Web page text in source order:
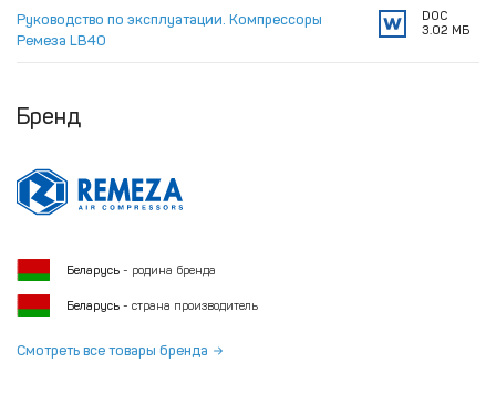
Руководство по эксплуатации. Компрессоры
Ремеза LB40
DOC
3.02 МБ
Бренд
Беларусь - родина бренда
Беларусь - страна производитель
Смотреть все товары бренда